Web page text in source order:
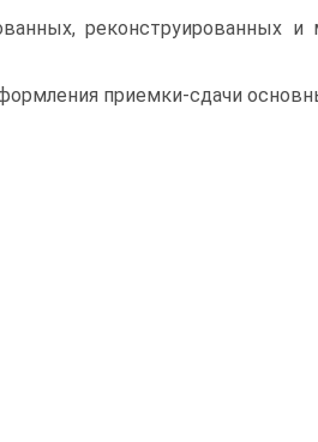
реконструированных
приемки-сдачи